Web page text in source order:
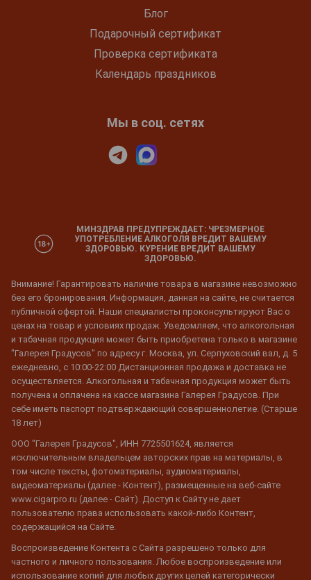
Блог
Подарочный сертификат
Проверка сертификата
Календарь праздников
Мы в соц. сетях
МИНЗДРАВ ПРЕДУПРЕЖДАЕТ: ЧРЕЗМЕРНОЕ
УПОТРЕБЛЕНИЕ АЛКОГОЛЯ ВРЕДИТ ВАШЕМУ
ЗДОРОВЬЮ. КУРЕНИЕ ВРЕДИТ ВАШЕМУ
ЗДОРОВЬЮ.
Внимание! Гарантировать наличие товара в магазине невозможно
без его бронирования. Информация, данная на сайте, не считается
публичной офертой. Наши специалисты проконсультируют Вас о
ценах на товар и условиях продаж. Уведомляем, что алкогольная
и табачная продукция может быть приобретена только в магазине
"Галерея Градусов" по адресу г. Москва, ул. Серпуховский вал, д. 5
ежедневно, с 10:00-22:00 Дистанционная продажа и доставка не
осуществляется. Алкогольная и табачная продукция может быть
получена и оплачена на кассе магазина Галерея Градусов. При
себе иметь паспорт подтверждающий совершеннолетие. (Старше
18 лет)
ООО "Галерея Градусов", ИНН 7725501624, является
исключительным владельцем авторских прав на материалы, в
том числе тексты, фотоматериалы, аудиоматериалы,
видеоматериалы (далее - Контент), размещенные на веб-сайте
www.cigarpro.ru (далее - Сайт). Доступ к Сайту не дает
пользователю права использовать какой-либо Контент,
содержащийся на Сайте.
Воспроизведение Контента с Сайта разрешено только для
частного и личного пользования. Любое воспроизведение или
использование копий для любых других целей категорически